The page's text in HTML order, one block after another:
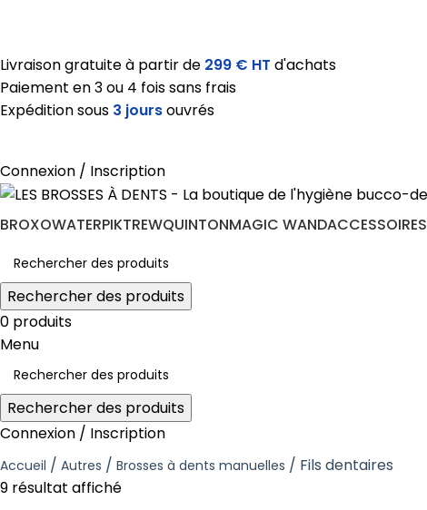
Livraison gratuiteà partir de 299 € HT d'achats
Paiement en 3 ou 4 fois sans frais
Expédition sous 3 joursouvrés
Connexion / Inscription
BROXOWATERPIKTREWQUINTONMAGIC WANDACCESSOIRES
Rechercher des produits
0 produits
Menu
Rechercher des produits
Connexion / Inscription
Accueil Autres Brosses à dents manuelles
Fils dentaires
9 résultat affiché